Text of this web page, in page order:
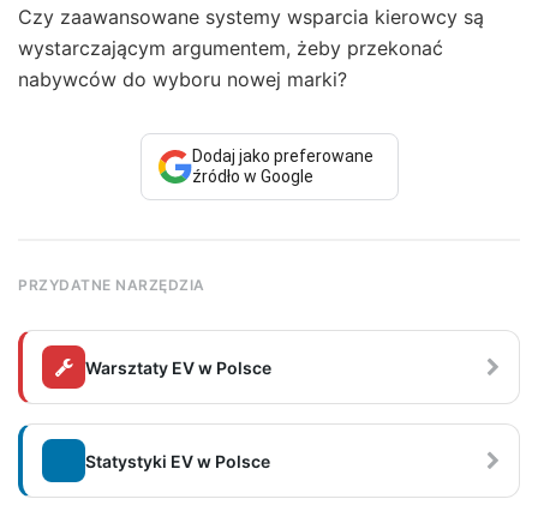
Czy zaawansowane systemy wsparcia kierowcy są
wystarczającym argumentem, żeby przekonać
nabywców do wyboru nowej marki?
Dodaj jako preferowane
źródło w Google
PRZYDATNE NARZĘDZIA
Warsztaty EV w Polsce
Statystyki EV w Polsce